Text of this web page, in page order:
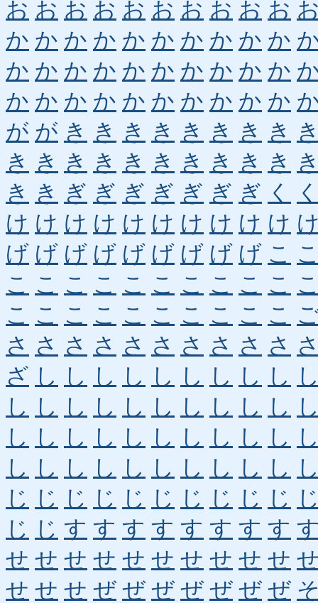
お お お お お お お お お お
か か か か か か か か か か
か か か か か か か か か か
か か か か か か か か か か
が が き き き き き き き き
き き き き き き き き き き
き き ぎ ぎ ぎ ぎ ぎ ぎ ぎ く
け け け け け け け け け け
げ げ げ げ げ げ げ げ げ こ
こ こ こ こ こ こ こ こ こ こ
こ こ こ こ こ こ こ こ こ こ
さ さ さ さ さ さ さ さ さ さ
ざ し し し し し し し し し
し し し し し し し し し し
し し し し し し し し し し
し し し し し し し し し し
じ じ じ じ じ じ じ じ じ じ
じ じ す す す す す す す す
せ せ せ せ せ せ せ せ せ せ
せ せ せ ぜ ぜ ぜ ぜ ぜ ぜ ぜ